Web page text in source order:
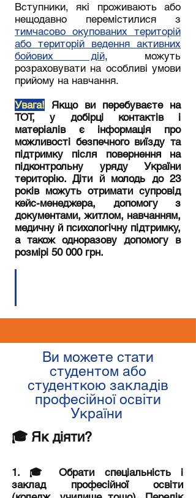
Вступники, які проживають або
нещодавно перемістилися з
тимчасово окупованих територій
або територій ведення активних
бойових дій, можуть
розраховувати на особливі умови
прийому на навчання.
Увага! Якщо ви перебуваєте на
ТОТ, у добірці контактів і
матеріалів є інформація про
можливості безпечного виїзду та
підтримку після повернення на
підконтрольну уряду України
територію. Діти й молодь до 23
років можуть отримати супровід
кейс-менеджера, допомогу з
документами, житлом, навчанням,
медичну й психологічну підтримку,
а також одноразову допомогу в
розмірі 50 000 грн.
Ви можете стати
студентом або
студенткою закладів
професійної освіти
України
🎓 Як діяти?
1. 🎓 Обрати спеціальність і
заклад професійної освіти